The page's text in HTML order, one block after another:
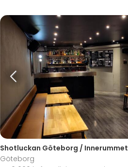
Shotluckan Göteborg / Innerummet
Göteborg